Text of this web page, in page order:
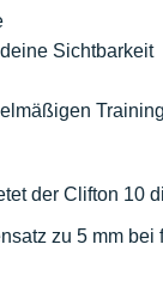
Sichtbarkeit
der Clifton 10
zu 5 mm